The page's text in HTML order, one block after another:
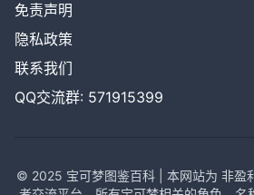
免责声明
隐私政策
联系我们
QQ交流群: 571915399
© 2025 宝可梦图鉴百科 | 本网站为 非盈